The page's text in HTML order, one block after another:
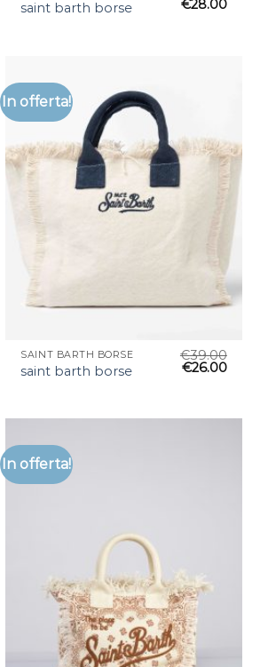
saint barth borse €28.00
In offerta!
SAINT BARTH BORSE
saint barth borse
€39.00
€26.00
In offerta!